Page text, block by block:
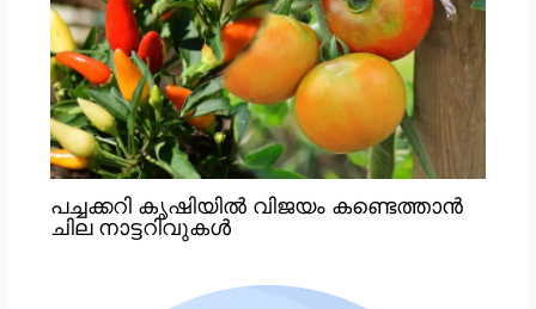
പച്ചക്കറി കൃഷിയില്‍ വിജയം കണ്ടെത്താന്‍
ചില നാട്ടറിവുകള്‍